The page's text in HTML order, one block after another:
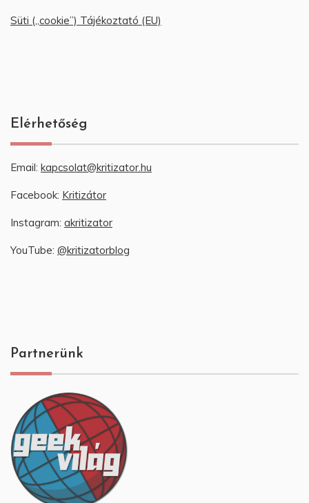
Süti („cookie”) Tájékoztató (EU)
Elérhetőség
Email: kapcsolat@kritizator.hu
Facebook: Kritizátor
Instagram: akritizator
YouTube: @kritizatorblog
Partnerünk